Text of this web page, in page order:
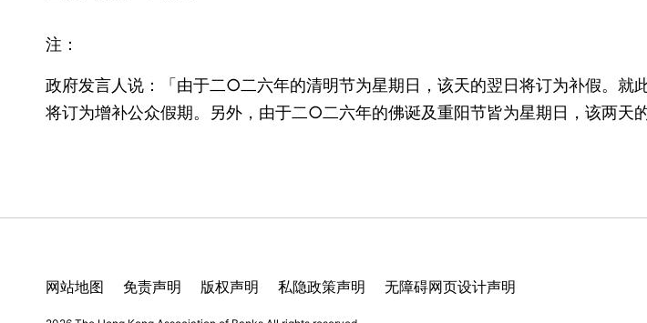
注：
政府发言人说：「由于二○二六年的清明节为星期日，该天的翌日将订为补假。
将订为增补公众假期。另外，由于二○二六年的佛诞及重阳节皆为星期日，该两天
网站地图 免责声明 版权声明 私隐政策声明 无障碍网页设计声明